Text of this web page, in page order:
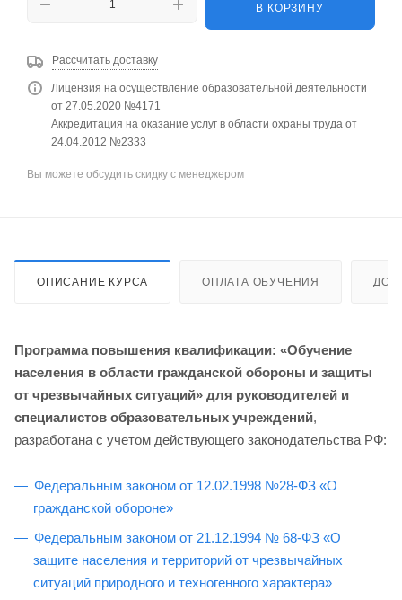
В КОРЗИНУ
Рассчитать доставку
Лицензия на осуществление образовательной деятельности
от 27.05.2020 №4171
Аккредитация на оказание услуг в области охраны труда от
24.04.2012 №2333
Вы можете обсудить скидку с менеджером
ОПИСАНИЕ КУРСА ОПЛАТА ОБУЧЕНИЯ
Программа повышения квалификации: «Обучение
населения в области гражданской обороны и защиты
от чрезвычайных ситуаций» для руководителей и
специалистов образовательных учреждений,
разработана с учетом действующего законодательства РФ:
Федеральным законом от 12.02.1998 №28-ФЗ «О
гражданской обороне»
Федеральным законом от 21.12.1994 № 68-ФЗ «О
защите населения и территорий от чрезвычайных
ситуаций природного и техногенного характера»